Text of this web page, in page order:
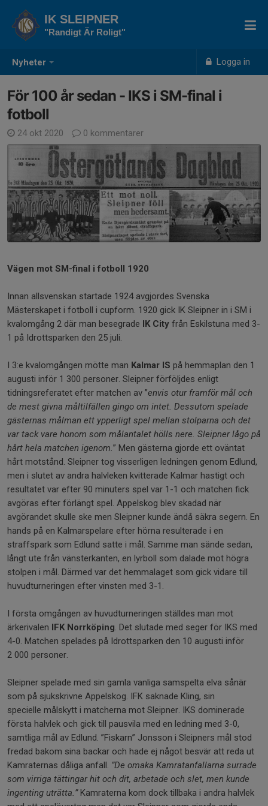
Nyheter Logga in
IK SLEIPNER
"Randigt Är Roligt"
För 100 år sedan - IKS i SM-final i
fotboll
24 okt 2020 0 kommentarer
Vägen mot SM-final i fotboll 1920
Innan allsvenskan startade 1924 avgjordes Svenska
Mästerskapet i fotboll i cupform. 1920 gick IK Sleipner in i SM i
kvalomgång 2 där man besegrade IK City från Eskilstuna med 3-
1 på Idrottsparken den 25 juli.
I 3:e kvalomgången mötte man Kalmar IS på hemmaplan den 1
augusti inför 1 300 personer. Sleipner förföljdes enligt
tidningsreferatet efter matchen av ”envis otur framför mål och
de mest givna måltilfällen gingo om intet. Dessutom spelade
gästernas målman ett ypperligt spel mellan stolparna och det
var tack vare honom som målantalet hölls nere. Sleipner lågo på
hårt hela matchen igenom.” Men gästerna gjorde ett oväntat
hårt motstånd. Sleipner tog visserligen ledningen genom Edlund,
men i slutet av andra halvleken kvitterade Kalmar hastigt och
resultatet var efter 90 minuters spel var 1-1 och matchen fick
avgöras efter förlängt spel. Appelskog blev skadad när
avgörandet skulle ske men Sleipner kunde ändå säkra segern. En
hands på en Kalmarspelare efter hörna resulterade i en
straffspark som Edlund satte i mål. Samme man sände sedan,
långt ute från vänsterkanten, en lyrboll som dalade mot högra
stolpen i mål. Därmed var det hemmalaget som gick vidare till
huvudturneringen efter vinsten med 3-1.
I första omgången av huvudturneringen ställdes man mot
ärkerivalen IFK Norrköping. Det slutade med seger för IKS med
4-0. Matchen spelades på Idrottsparken den 10 augusti inför
2 000 personer.
Sleipner spelade med sin gamla vanliga samspelta elva sånär
som på sjukskrivne Appelskog. IFK saknade Kling, sin
specielle målskytt i matcherna mot Sleipner. IKS dominerade
första halvlek och gick till pausvila med en ledning med 3-0,
samtliga mål av Edlund. ”Fiskarn” Jonsson i Sleipners mål stod
fredad bakom sina backar och hade ej något besvär att reda ut
Kamraternas dåliga anfall. ”De omaka Kamratanfallarna surrade
som virriga tättingar hit och dit, arbetade och slet, men kunde
ingenting uträtta.”Kamraterna kom dock tillbaka i andra halvlek